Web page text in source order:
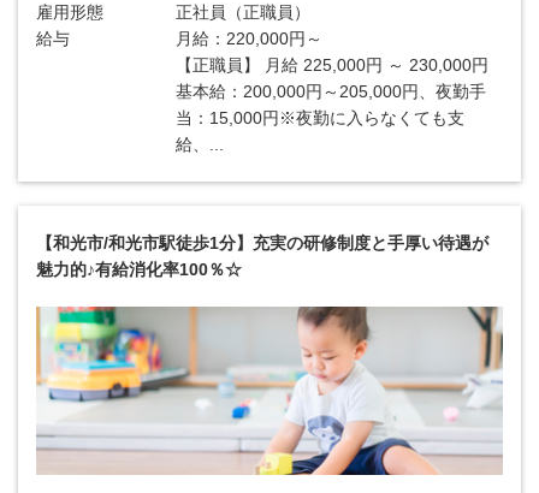
雇用形態
正社員（正職員）
給与
月給：220,000円～
【正職員】 月給 225,000円 ～ 230,000円
基本給：200,000円～205,000円、夜勤手
当：15,000円※夜勤に入らなくても支
給、...
【和光市/和光市駅徒歩1分】充実の研修制度と手厚い待遇が
魅力的♪有給消化率100％☆